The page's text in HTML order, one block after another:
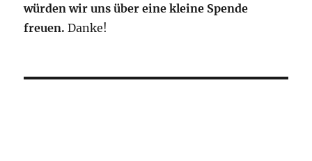
würden wir uns über eine kleine Spende
freuen. Danke!